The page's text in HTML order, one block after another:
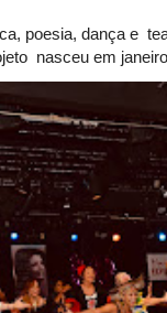
poesia, dança e
nasceu em